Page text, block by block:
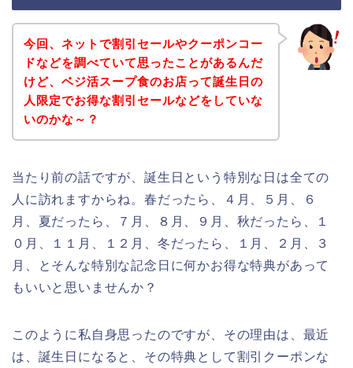
今回、ネットで割引セールやクーポンコー
ドなどを調べていて思ったことがあるんだ
けど、ベジ活スープ食のお店って誕生日の
人限定でお得な割引セールなどをしていな
いのかな～？
当たり前の話ですが、誕生日という特別な日は全ての
人に訪れますからね。春だったら、４月、５月、６
月、夏だったら、７月、８月、９月、秋だったら、１
０月、１１月、１２月、冬だったら、１月、２月、３
月、とそんな特別な記念日に何かお得な特典があって
もいいと思いませんか？
このように私自身思ったのですが、その理由は、最近
は、誕生日になると、その特典として割引クーポンな